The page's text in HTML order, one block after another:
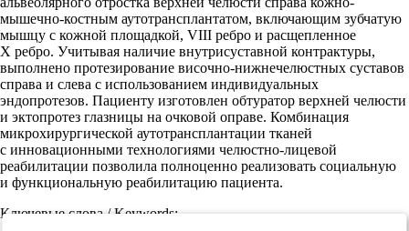
мышечно-костным аутотрансплантатом, включающим зубчатую
мышцу с кожной площадкой, VIII ребро и расщепленное
X ребро. Учитывая наличие внутрисуставной контрактуры,
выполнено протезирование височно-нижнечелюстных суставов
справа и слева с использованием индивидуальных
эндопротезов. Пациенту изготовлен обтуратор верхней челюсти
и эктопротез глазницы на очковой оправе. Комбинация
микрохирургической аутотрансплантации тканей
с инновационными технологиями челюстно-лицевой
реабилитации позволила полноценно реализовать социальную
и функциональную реабилитацию пациента.
Ключевые слова / Keywords: